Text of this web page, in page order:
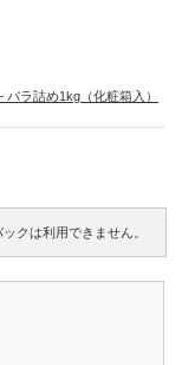
ラ詰め1kg（化粧箱入）
ックは利用できません。